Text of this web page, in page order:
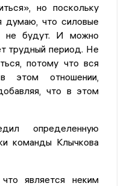
но поскольку
думаю, что силовые
не будут. И можно
трудный период. Не
потому что вся
этом отношении,
что в этом
определенную
команды Клычкова
является неким